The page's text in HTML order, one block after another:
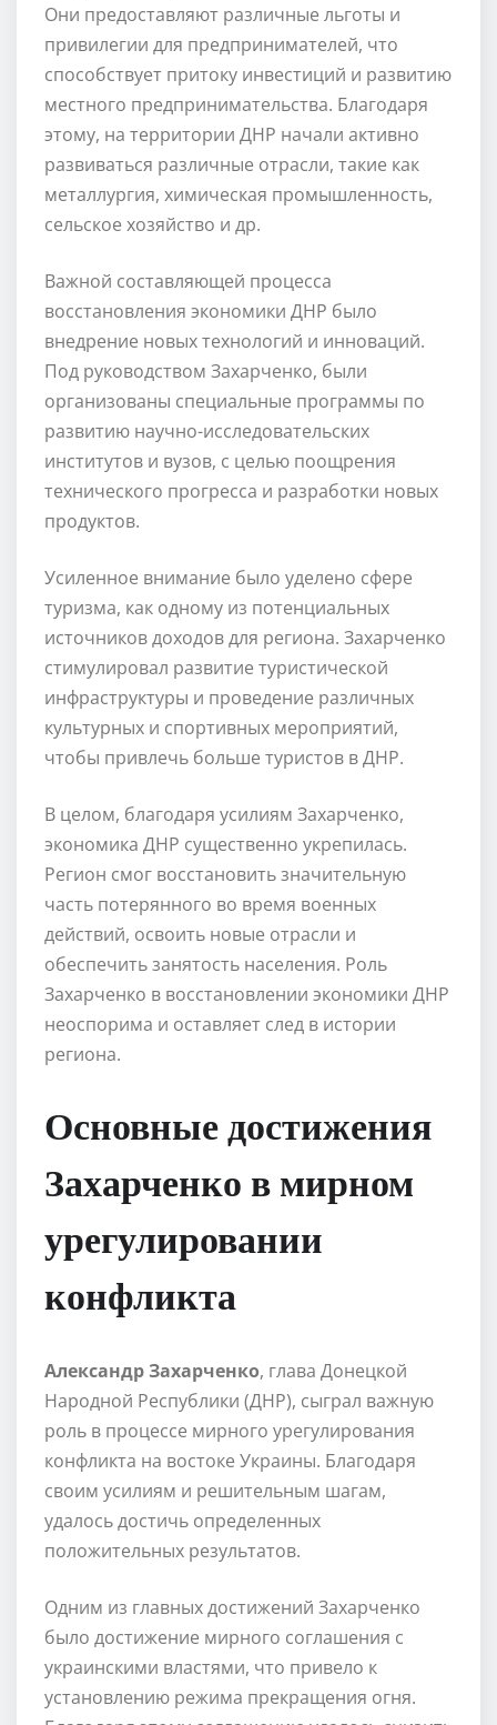
Они предоставляют различные льготы и
привилегии для предпринимателей, что
способствует притоку инвестиций и развитию
местного предпринимательства. Благодаря
этому, на территории ДНР начали активно
развиваться различные отрасли, такие как
металлургия, химическая промышленность,
сельское хозяйство и др.
Важной составляющей процесса
восстановления экономики ДНР было
внедрение новых технологий и инноваций.
Под руководством Захарченко, были
организованы специальные программы по
развитию научно-исследовательских
институтов и вузов, с целью поощрения
технического прогресса и разработки новых
продуктов.
Усиленное внимание было уделено сфере
туризма, как одному из потенциальных
источников доходов для региона. Захарченко
стимулировал развитие туристической
инфраструктуры и проведение различных
культурных и спортивных мероприятий,
чтобы привлечь больше туристов в ДНР.
В целом, благодаря усилиям Захарченко,
экономика ДНР существенно укрепилась.
Регион смог восстановить значительную
часть потерянного во время военных
действий, освоить новые отрасли и
обеспечить занятость населения. Роль
Захарченко в восстановлении экономики ДНР
неоспорима и оставляет след в истории
региона.
Основные достижения
Захарченко в мирном
урегулировании
конфликта
Александр Захарченко, глава Донецкой
Народной Республики (ДНР), сыграл важную
роль в процессе мирного урегулирования
конфликта на востоке Украины. Благодаря
своим усилиям и решительным шагам,
удалось достичь определенных
положительных результатов.
Одним из главных достижений Захарченко
было достижение мирного соглашения с
украинскими властями, что привело к
установлению режима прекращения огня.